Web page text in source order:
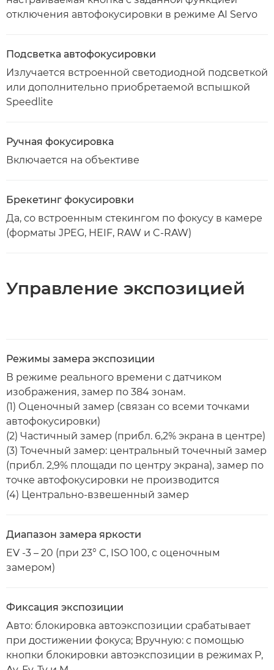
отключения автофокусировки в режиме AI Servo
Подсветка автофокусировки
Излучается встроенной светодиодной подсветкой
или дополнительно приобретаемой вспышкой
Speedlite
Ручная фокусировка
Включается на объективе
Брекетинг фокусировки
Да, со встроенным стекингом по фокусу в камере
(форматы JPEG, HEIF, RAW и C-RAW)
Управление экспозицией
Режимы замера экспозиции
В режиме реального времени с датчиком
изображения, замер по 384 зонам.
(1) Оценочный замер (связан со всеми точками
автофокусировки)
(2) Частичный замер (прибл. 6,2% экрана в центре)
(3) Точечный замер: центральный точечный замер
(прибл. 2,9% площади по центру экрана), замер по
точке автофокусировки не производится
(4) Центрально-взвешенный замер
Диапазон замера яркости
EV -3 – 20 (при 23° C, ISO 100, с оценочным
замером)
Фиксация экспозиции
Авто: блокировка автоэкспозиции срабатывает
при достижении фокуса; Вручную: с помощью
кнопки блокировки автоэкспозиции в режимах P,